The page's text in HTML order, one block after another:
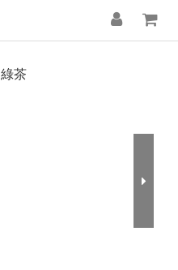
綠茶